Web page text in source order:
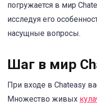
погружается в мир
исследуя его
насущные вопросы.
Шаг в мир
При входе в Chateasy
Множество живых